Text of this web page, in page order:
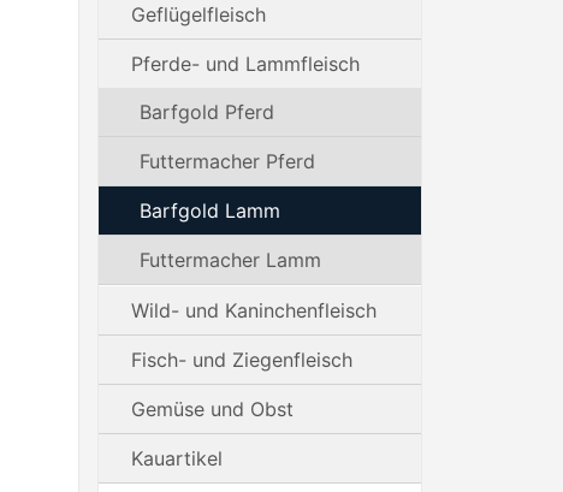
Geflügelfleisch
Pferde- und Lammfleisch
Barfgold Pferd
Futtermacher Pferd
Barfgold Lamm
Futtermacher Lamm
Wild- und Kaninchenfleisch
Fisch- und Ziegenfleisch
Gemüse und Obst
Kauartikel